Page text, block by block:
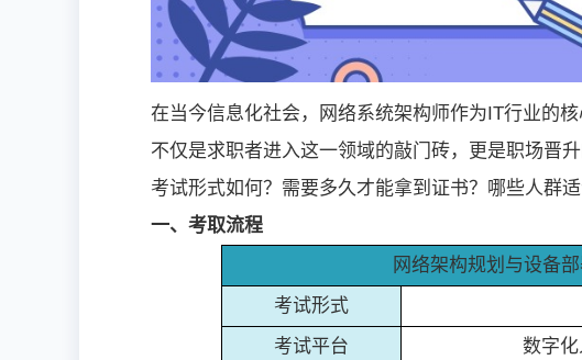
在当今信息化社会，网络系统架构师作为IT行业的
不仅是求职者进入这一领域的敲门砖，更是职场晋
考试形式如何？需要多久才能拿到证书？哪些人群
一、考取流程
网络架构规划与设备
考试形式
考试平台
数字